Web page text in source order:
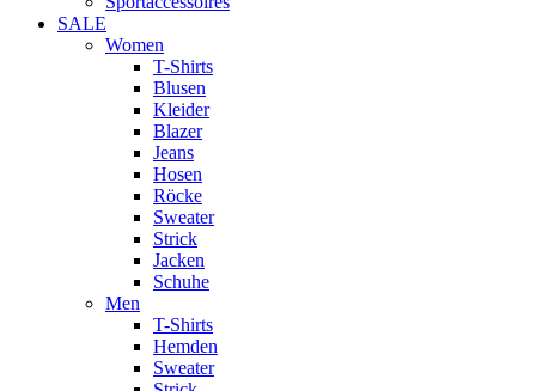
SALE
Women
T-Shirts
Blusen
Kleider
Blazer
Jeans
Hosen
Röcke
Sweater
Strick
Jacken
Schuhe
Men
T-Shirts
Hemden
Sweater